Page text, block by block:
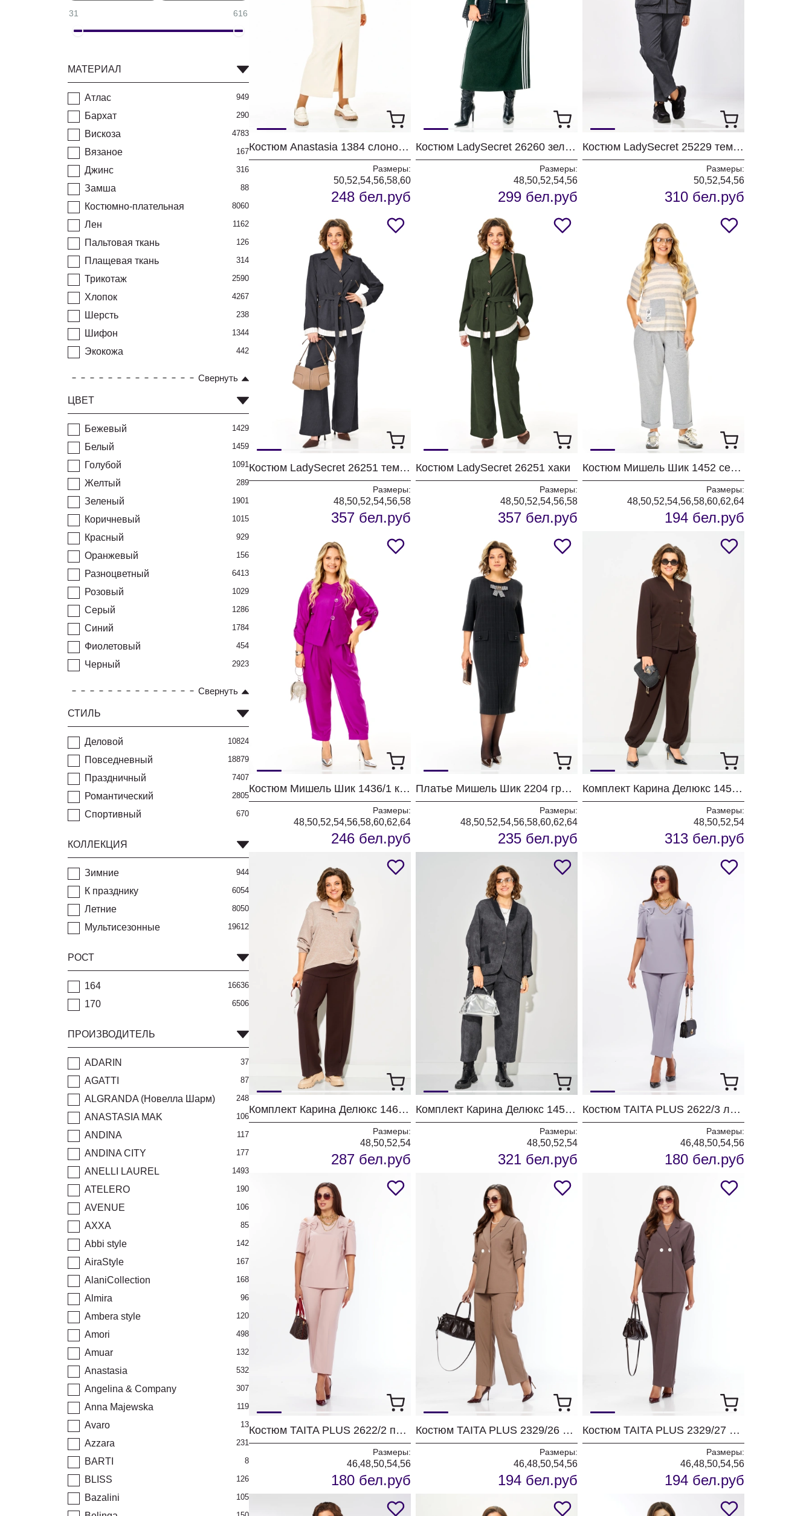
31 616
МАТЕРИАЛ
Атлас 949
Бархат 290
Вискоза 4783
Вязаное 167
Джинс 316
Замша 88
Костюмно-плательная 8060
Лен 1162
Пальтовая ткань 126
Плащевая ткань 314
Трикотаж 2590
Хлопок 4267
Шерсть 238
Шифон 1344
Экокожа 442
Свернуть
ЦВЕТ
Бежевый 1429
Белый 1459
Голубой 1091
Желтый 289
Зеленый 1901
Коричневый 1015
Красный 929
Оранжевый 156
Разноцветный 6413
Розовый 1029
Серый 1286
Синий 1784
Фиолетовый 454
Черный 2923
Свернуть
СТИЛЬ
Деловой 10824
Повседневный 18879
Праздничный 7407
Романтический 2805
Спортивный 670
КОЛЛЕКЦИЯ
Зимние 944
К празднику 6054
Летние 8050
Мультисезонные 19612
РОСТ
164 16636
170 6506
ПРОИЗВОДИТЕЛЬ
ADARIN 37
AGATTI 87
ALGRANDA (Новелла Шарм) 248
ANASTASIA MAK 106
ANDINA 117
ANDINA CITY 177
ANELLI LAUREL 1493
ATELERO 190
AVENUE 106
AXXA 85
Abbi style 142
AiraStyle 167
AlaniCollection 168
Almira 96
Ambera style 120
Amori 498
Amuar 132
Anastasia 532
Angelina & Company 307
Anna Majewska 119
Avaro 13
Azzara 231
BARTI 8
BLISS 126
Bazalini 105
Костюм Anastasia 1384 слоновая кость
Размеры:
50,52,54,56,58,60
248 бел.руб
Костюм LadySecret 26260 зеленый
Размеры:
48,50,52,54,56
299 бел.руб
Костюм LadySecret 25229 темный графит
Размеры:
50,52,54,56
310 бел.руб
Костюм LadySecret 26251 темный графит
Размеры:
48,50,52,54,56,58
357 бел.руб
Костюм LadySecret 26251 хаки
Размеры:
48,50,52,54,56,58
357 бел.руб
Костюм Мишель Шик 1452 серый+полоска
Размеры:
48,50,52,54,56,58,60,62,64
194 бел.руб
Костюм Мишель Шик 1436/1 королевский пурпур
Размеры:
48,50,52,54,56,58,60,62,64
246 бел.руб
Платье Мишель Шик 2204 графит+клетка
Размеры:
48,50,52,54,56,58,60,62,64
235 бел.руб
Комплект Карина Делюкс 1458 коричневый
Размеры:
48,50,52,54
313 бел.руб
Комплект Карина Делюкс 1460 бежевый
Размеры:
48,50,52,54
287 бел.руб
Комплект Карина Делюкс 1451 антрацит
Размеры:
48,50,52,54
321 бел.руб
Костюм TAITA PLUS 2622/3 лаванда
Размеры:
46,48,50,54,56
180 бел.руб
Костюм TAITA PLUS 2622/2 пудра
Размеры:
46,48,50,54,56
180 бел.руб
Костюм TAITA PLUS 2329/26 капучинно
Размеры:
46,48,50,54,56
194 бел.руб
Костюм TAITA PLUS 2329/27 какао
Размеры:
46,48,50,54,56
194 бел.руб